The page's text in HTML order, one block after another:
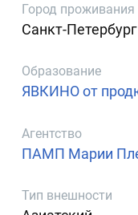
Город проживания
Санкт-Петербург
Образование
ЯВКИНО от
Агентство
ПАМП Марии
Тип внешности